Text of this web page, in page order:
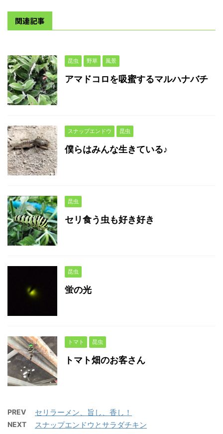
関連記事
昆虫 野草 風景
アマドコロを吸蜜するマルハナバチ
スナップエンドウ 昆虫
僕らはみんな生きている♪
昆虫
セリ食う虫も好き好き
昆虫
蛍の光
トマト 昆虫
トマト畑のお客さん
PREV セリラーメン、旨し、香し！
NEXT スナップエンドウとサラダチキン